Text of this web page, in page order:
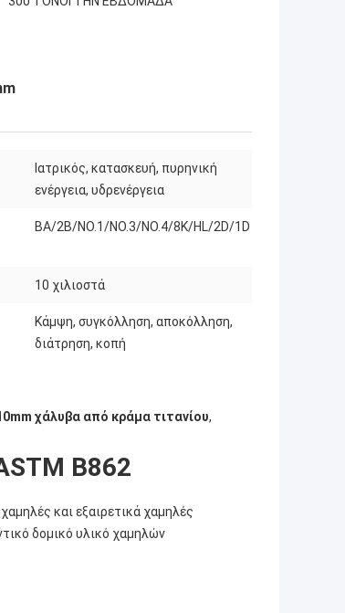
Ιατρικός, κατασκευή, πυρηνική
ενέργεια, υδρενέργεια
BA/2B/NO.1/NO.3/NO.4/8K/HL/2D/1D
10 χιλιοστά
Κάμψη, συγκόλληση, αποκόλληση,
διάτρηση, κοπή
χάλυβα από κράμα τιτανίου,
B862
και εξαιρετικά χαμηλές
δομικό υλικό χαμηλών